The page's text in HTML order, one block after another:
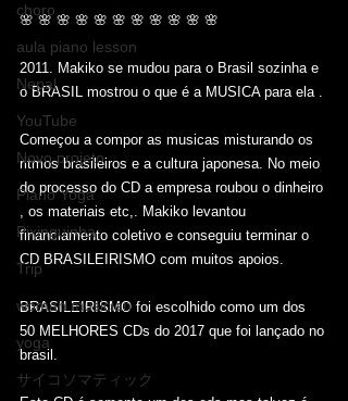
choro
aula piano lesson
Nepal
YouTube
Novo projeto
Piano Yoga
Pixinguinha
Trip
woman musician
yoga
サイコソマティック
🌸 🌸 🌸 🌸 🌸 🌸 🌸 🌸 🌸 🌸 🌸
2011. Makiko se mudou para o Brasil sozinha e
o BRASIL mostrou o que é a MUSICA para ela .
Começou a compor as musicas misturando os
ritmos brasileiros e a cultura japonesa. No meio
do processo do CD a empresa roubou o dinheiro
, os materiais etc,. Makiko levantou
financiamento coletivo e conseguiu terminar o
CD BRASILEIRISMO com muitos apoios.
BRASILEIRISMO foi escolhido como um dos
50 MELHORES CDs do 2017 que foi lançado no
brasil.